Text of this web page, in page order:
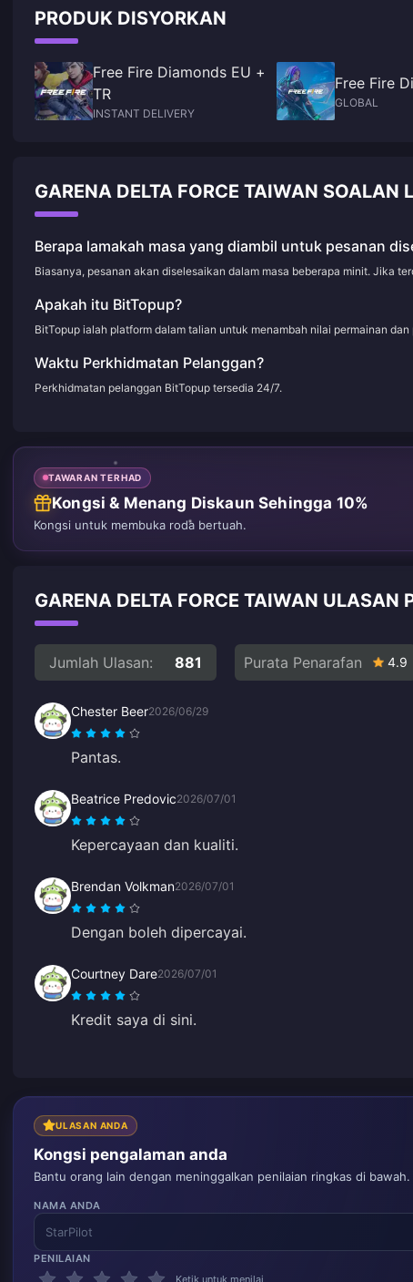
PRODUK DISYORKAN
Free Fire Diamonds EU +
TR
INSTANT DELIVERY
Free Fire
GLOBAL
GARENA DELTA FORCE TAIWAN SOALAN
Berapa lamakah masa yang diambil untuk pesanan
Biasanya, pesanan akan diselesaikan dalam masa beberapa minit. Jika
Apakah itu BitTopup?
BitTopup ialah platform dalam talian untuk menambah nilai permainan
Waktu Perkhidmatan Pelanggan?
Perkhidmatan pelanggan BitTopup tersedia 24/7.
TAWARAN TERHAD
Kongsi & Menang Diskaun Sehingga 10%
Kongsi untuk membuka roda bertuah.
GARENA DELTA FORCE TAIWAN ULASAN
Jumlah Ulasan: 881 Purata Penarafan 4.9
Chester Beer2026/06/29
Pantas.
Beatrice Predovic2026/07/01
Kepercayaan dan kualiti.
Brendan Volkman2026/07/01
Dengan boleh dipercayai.
Courtney Dare2026/07/01
Kredit saya di sini.
ULASAN ANDA
Kongsi pengalaman anda
Bantu orang lain dengan meninggalkan penilaian ringkas di bawah.
NAMA ANDA
PENILAIAN